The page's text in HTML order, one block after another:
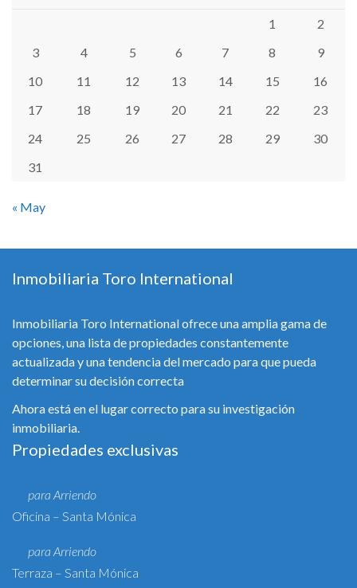
1
2
3
4 5 6 7 8
9
10
11 12 13 14 15
16
17
18 19 20 21 22
23
24
25 26 27 28 29
30
31
« May
Inmobiliaria Toro International
Inmobiliaria Toro International ofrece una amplia gama de
opciones, una lista de propiedades constantemente
actualizada y una tendencia del mercado para que pueda
determinar su decisión correcta
Ahora está en el lugar correcto para su investigación
inmobiliaria.
Propiedades exclusivas
para Arriendo
Oficina – Santa Mónica
para Arriendo
Terraza – Santa Mónica